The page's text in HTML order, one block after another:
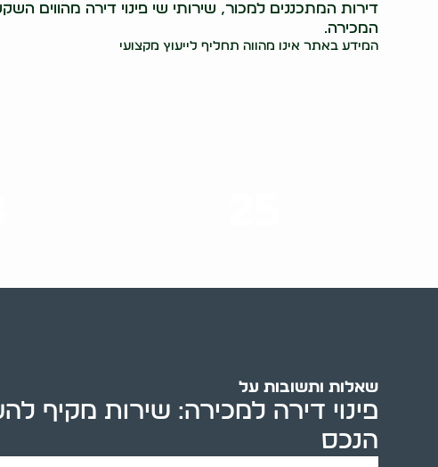
דירות המתכננים למכור, שירותי שי פינוי דירה
המכירה.
המידע באתר אינו מהווה תחליף לייעוץ מקצועי
שאלות ותשובות על
פינוי דירה למכירה: שירות מקיף
הנכס